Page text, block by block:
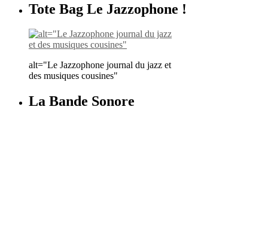
Tote Bag Le Jazzophone !
alt="Le Jazzophone journal du jazz et
des musiques cousines"
La Bande Sonore